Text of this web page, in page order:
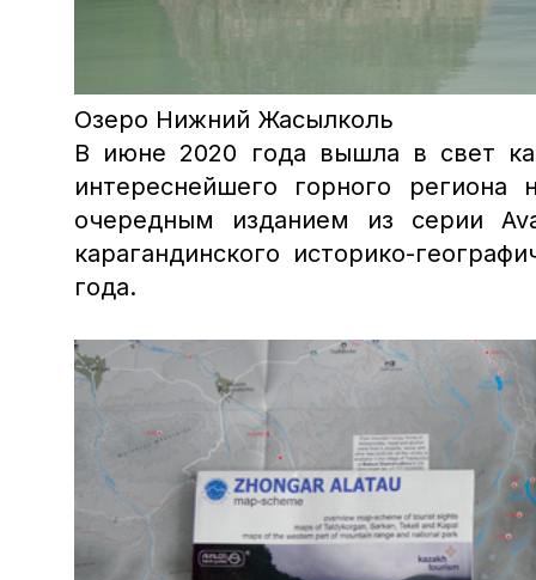
Озеро Нижний Жасылколь
В июне 2020 года вышла в свет
интереснейшего горного региона
очередным изданием из серии
карагандинского историко-
года.